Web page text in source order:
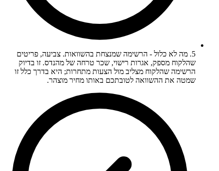
5. מה לא כלול - הרשימה שמנצחת בהשוואות. צביעה, פריטים
שהלקוח מספק, אגרות רישוי, שכר טרחה של מהנדס. זו בדיוק
הרשימה שהלקוח מצליב מול הצעות מתחרות; היא בדרך כלל זו
שמטה את ההשוואה לטובתכם באותו מחיר מוצהר.